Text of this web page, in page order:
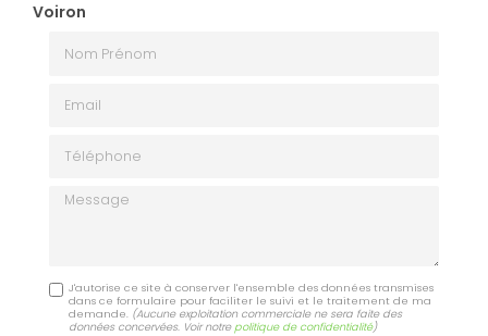
Voiron
Message
J'autorise ce site à conserver l'ensemble des données transmises
dans ce formulaire pour faciliter le suivi et le traitement de ma
demande. (Aucune exploitation commerciale ne sera faite des
données concervées. Voir notre politique de confidentialité)